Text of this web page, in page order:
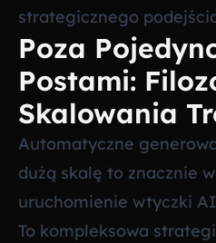
strategicznego
Poza
Postami:
Skalowania
Automatyczne
dużą skalę to znacznie
uruchomienie wtyczki
To kompleksowa